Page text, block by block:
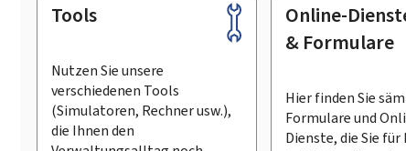
Footer
Tools
Nutzen Sie unsere
verschiedenen Tools
(Simulatoren, Rechner usw.),
die Ihnen den
Online-
& Formulare
Hier finden Sie
Formulare und
Dienste, die Sie für